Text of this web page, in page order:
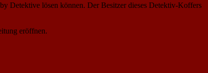
Detektive lösen können. Der Besitzer dieses Detektiv-Koffers
eröffnen.